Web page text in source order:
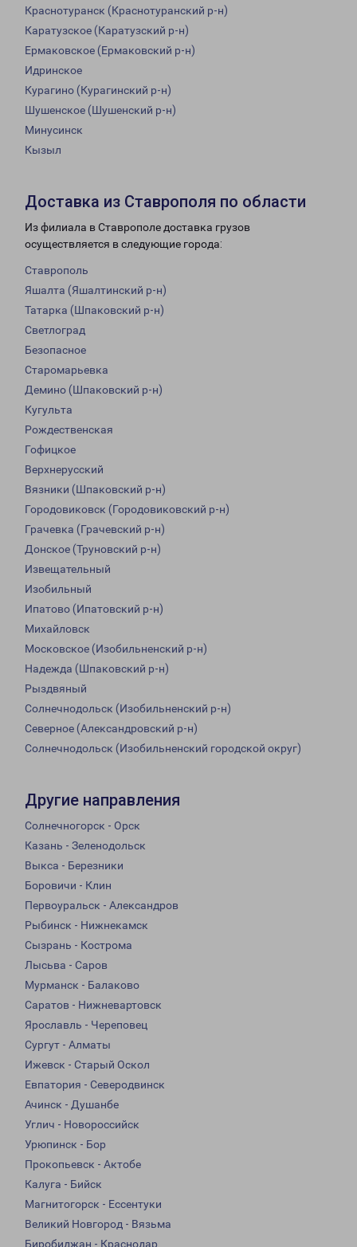
Краснотуранск (Краснотуранский р-н)
Каратузское (Каратузский р-н)
Ермаковское (Ермаковский р-н)
Идринское
Курагино (Курагинский р-н)
Шушенское (Шушенский р-н)
Минусинск
Кызыл
Доставка из Ставрополя по области
Из филиала в Ставрополе доставка грузов
осуществляется в следующие города:
Ставрополь
Яшалта (Яшалтинский р-н)
Татарка (Шпаковский р-н)
Светлоград
Безопасное
Старомарьевка
Демино (Шпаковский р-н)
Кугульта
Рождественская
Гофицкое
Верхнерусский
Вязники (Шпаковский р-н)
Городовиковск (Городовиковский р-н)
Грачевка (Грачевский р-н)
Донское (Труновский р-н)
Извещательный
Изобильный
Ипатово (Ипатовский р-н)
Михайловск
Московское (Изобильненский р-н)
Надежда (Шпаковский р-н)
Рыздвяный
Солнечнодольск (Изобильненский р-н)
Северное (Александровский р-н)
Солнечнодольск (Изобильненский городской округ)
Другие направления
Солнечногорск - Орск
Казань - Зеленодольск
Выкса - Березники
Боровичи - Клин
Первоуральск - Александров
Рыбинск - Нижнекамск
Сызрань - Кострома
Лысьва - Саров
Мурманск - Балаково
Саратов - Нижневартовск
Ярославль - Череповец
Сургут - Алматы
Ижевск - Старый Оскол
Евпатория - Северодвинск
Ачинск - Душанбе
Углич - Новороссийск
Урюпинск - Бор
Прокопьевск - Актобе
Калуга - Бийск
Магнитогорск - Ессентуки
Великий Новгород - Вязьма
Биробиджан - Краснодар